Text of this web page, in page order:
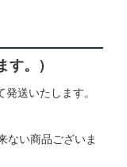
。）
送いたします。
ない商品ございま